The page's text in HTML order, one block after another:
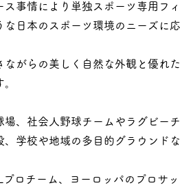
ス事情により単独スポーツ専用フ
な日本のスポーツ環境のニーズに
ながらの美しく自然な外観と優れ
場、社会人野球チームやラグビー
、学校や地域の多目的グラウンド
ロチーム、ヨーロッパのプロサ